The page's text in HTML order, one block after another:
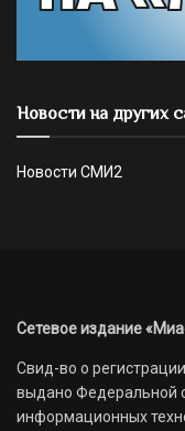
Новости на других
Новости СМИ2
Сетевое издание
Свид-во о
выдано Федеральной
информационных